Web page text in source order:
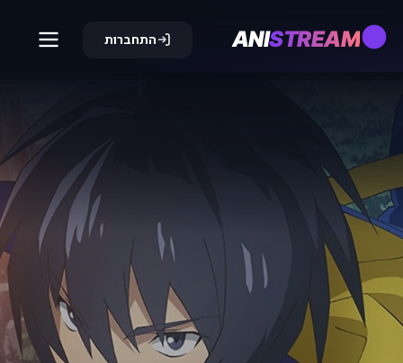
ANISTREAM התחברות